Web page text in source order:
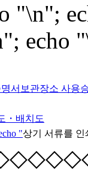
"\n";
echo
보관장소 사용
・배치도
"상기 서류를 인